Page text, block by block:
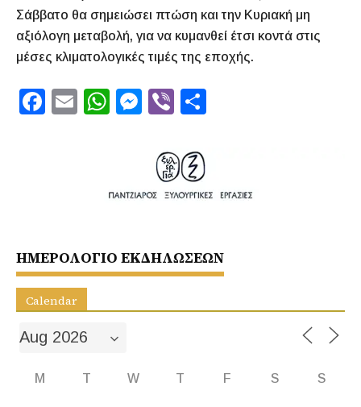
Σάββατο θα σημειώσει πτώση και την Κυριακή μη
αξιόλογη μεταβολή, για να κυμανθεί έτσι κοντά στις
μέσες κλιματολογικές τιμές της εποχής.
F
o
k
E
W
A
p
M
e
g
er
Vi
er
ΗΜΕΡΟΛΟΓΙΟ ΕΚΔΗΛΩΣΕΩΝ
Calendar
M T W T F S S